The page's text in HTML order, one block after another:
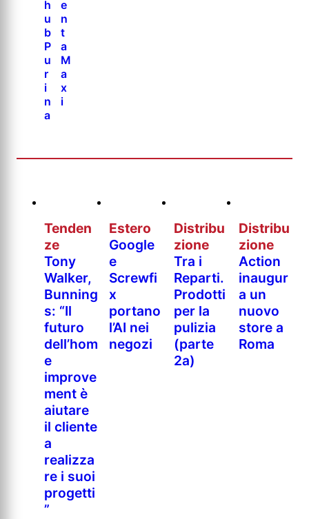
h
u
b
P
u
r
i
n
a
e
n
t
a
M
a
x
i
Tenden
ze
Tony
Walker,
Bunning
s: “Il
futuro
dell’hom
e
improve
ment è
aiutare
il cliente
a
realizza
re i suoi
progetti
”
Estero
Google
e
Screwfi
x
portano
l’AI nei
negozi
Distribu
zione
Tra i
Reparti.
Prodotti
per la
pulizia
(parte
2a)
Distribu
zione
Action
inaugur
a un
nuovo
store a
Roma